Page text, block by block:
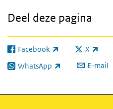
Deel deze pagina
Facebook
(externe link) X
(externe
WhatsApp
(externe link) E-mail